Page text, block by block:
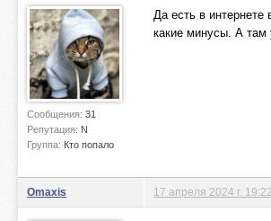
Сообщения: 31
Репутация: N
Группа: Кто попало
Да есть в интернете
какие минусы. А
Omaxis 17 апреля 2024 г. 19:22